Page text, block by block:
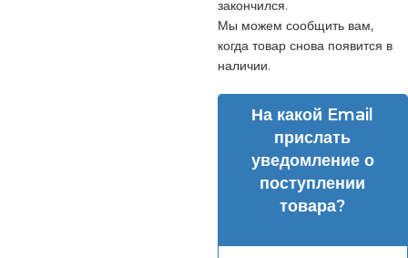
закончился.
Мы можем сообщить вам,
когда товар снова появится в
наличии.
На какой Email
прислать
уведомление о
поступлении
товара?